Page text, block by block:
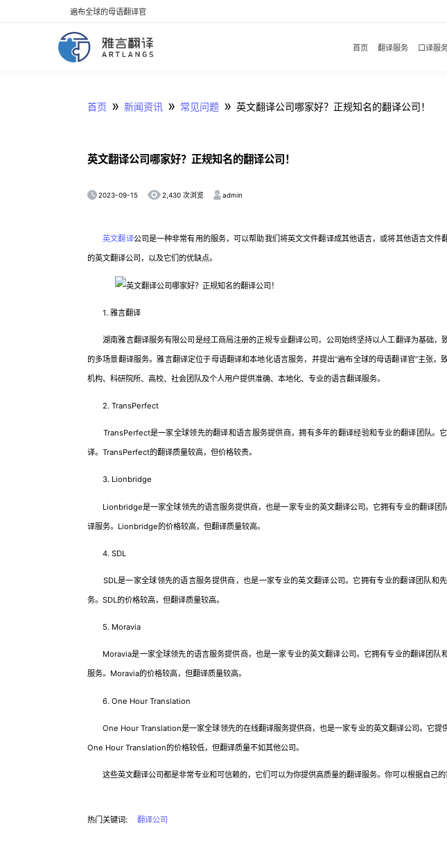
遍布全球的母语翻译官
首页 翻译服务 口译服
首页 » 新闻资讯 » 常见问题 » 英文翻译公司哪家好？正规知名的翻译公司！
英文翻译公司哪家好？正规知名的翻译公司！
2023-09-15 2,430 次浏览 admin
英文翻译公司是一种非常有用的服务，可以帮助我们将英文文件翻译成其他语言，或将其他语言文件
的英文翻译公司，以及它们的优缺点。
1. 雅言翻译
湖南雅言翻译服务有限公司是经工商局注册的正规专业翻译公司，公司始终坚持以人工翻译为基础，
的多场景翻译服务。雅言翻译定位于母语翻译和本地化语言服务，并提出“遍布全球的母语翻译官”主张，
机构、科研院所、高校、社会团队及个人用户提供准确、本地化、专业的语言翻译服务。
2. TransPerfect
TransPerfect是一家全球领先的翻译和语言服务提供商，拥有多年的翻译经验和专业的翻译团队。
译。TransPerfect的翻译质量较高，但价格较贵。
3. Lionbridge
Lionbridge是一家全球领先的语言服务提供商，也是一家专业的英文翻译公司。它拥有专业的翻译团
译服务。Lionbridge的价格较高，但翻译质量较高。
4. SDL
SDL是一家全球领先的语言服务提供商，也是一家专业的英文翻译公司。它拥有专业的翻译团队和
务。SDL的价格较高，但翻译质量较高。
5. Moravia
Moravia是一家全球领先的语言服务提供商，也是一家专业的英文翻译公司。它拥有专业的翻译团队
服务。Moravia的价格较高，但翻译质量较高。
6. One Hour Translation
One Hour Translation是一家全球领先的在线翻译服务提供商，也是一家专业的英文翻译公司。它提供
One Hour Translation的价格较低，但翻译质量不如其他公司。
这些英文翻译公司都是非常专业和可信赖的，它们可以为你提供高质量的翻译服务。你可以根据自己的
热门关键词: 翻译公司